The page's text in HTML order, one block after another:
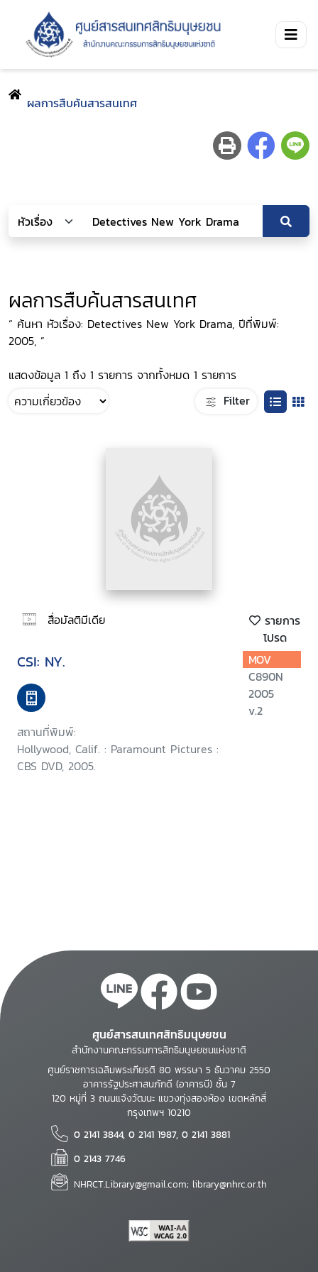
ผลการสืบค้นสารสนเทศ
ผลการสืบค้นสารสนเทศ
“ ค้นหา หัวเรื่อง: Detectives New York Drama, ปีที่พิมพ์:
2005, ”
แสดงข้อมูล 1 ถึง 1 รายการ จากทั้งหมด 1 รายการ
Filter
สื่อมัลติมีเดีย
รายการ
โปรด
CSI: NY.
สถานที่พิมพ์:
Hollywood, Calif. : Paramount Pictures :
CBS DVD, 2005.
MOV
C890N
2005
v.2
ศูนย์สารสนเทศสิทธิมนุษยชน
สำนักงานคณะกรรมการสิทธิมนุษยชนแห่งชาติ
ศูนย์ราชการเฉลิมพระเกียรติ 80 พรรษา 5 ธันวาคม 2550
อาคารรัฐประศาสนภักดี (อาคารบี) ชั้น 7
120 หมู่ที่ 3 ถนนแจ้งวัฒนะ แขวงทุ่งสองห้อง เขตหลักสี่
กรุงเทพฯ 10210
0 2141 3844, 0 2141 1987, 0 2141 3881
0 2143 7746
NHRCT.Library@gmail.com; library@nhrc.or.th